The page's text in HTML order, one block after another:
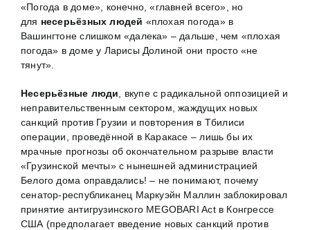
«Погода в доме», конечно, «главней всего», но
для несерьёзных людей «плохая погода» в
Вашингтоне слишком «далека» – дальше, чем «плохая
погода» в доме у Ларисы Долиной они просто «не
тянут».
Несерьёзные люди , вкупе с радикальной оппозицией и
неправительственным сектором, жаждущих новых
санкций против Грузии и повторения в Тбилиси
операции, проведённой в Каракасе – лишь бы их
мрачные прогнозы об окончательном разрыве власти
«Грузинской мечты» с нынешней администрацией
Белого дома оправдались! – не понимают, почему
сенатор-республиканец Маркуэйн Маллин заблокировал
принятие антигрузинского MEGOBARI Act в Конгрессе
США (предполагает введение новых санкций против